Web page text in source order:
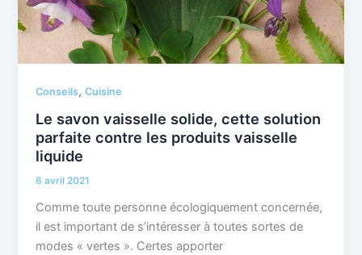
Conseils,Cuisine
Le savon vaisselle solide, cette solution
parfaite contre les produits vaisselle
liquide
6 avril 2021
Comme toute personne écologiquement concernée,
il est important de s’intéresser à toutes sortes de
modes « vertes ». Certes apporter